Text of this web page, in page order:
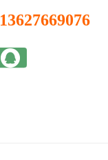
13627669076